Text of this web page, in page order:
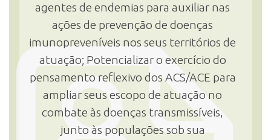
agentes de endemias para auxiliar nas
ações de prevenção de doenças
imunopreveníveis nos seus territórios de
atuação; Potencializar o exercício do
pensamento reflexivo dos ACS/ACE para
ampliar seus escopo de atuação no
combate às doenças transmissíveis,
junto às populações sob sua